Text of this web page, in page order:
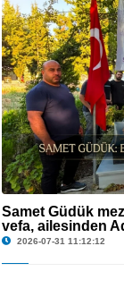
© Samet Güdük mezarı
Samet Güdük
vefa, ailesinden
2026-07-31 11:12:12